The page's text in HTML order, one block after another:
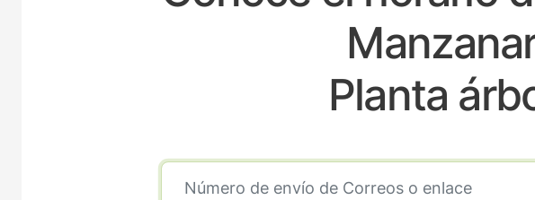
Planta